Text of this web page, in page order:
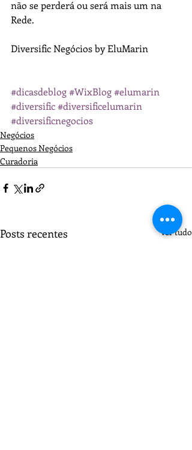
não se perderá ou será mais um na
Rede.
Diversific Negócios by EluMarin
#dicasdeblog#WixBlog#elumarin
#diversific#diversificelumarin
#diversificnegocios
Negócios
Pequenos Negócios
Curadoria
Posts recentes Ver tudo